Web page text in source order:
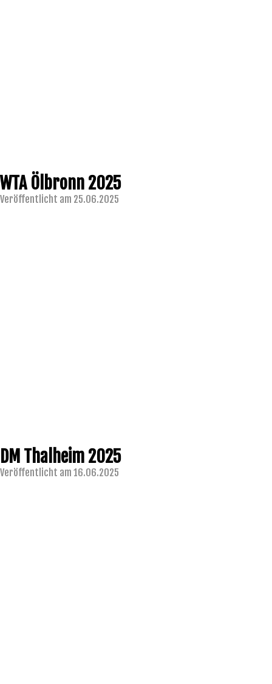
WTA Ölbronn 2025
Veröffentlicht am 25.06.2025
DM Thalheim 2025
Veröffentlicht am 16.06.2025